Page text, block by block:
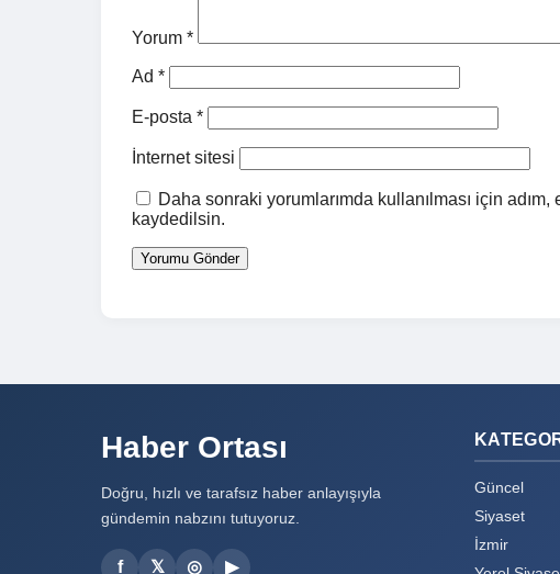
Yorum *
Ad *
E-posta *
İnternet sitesi
Daha sonraki yorumlarımda kullanılması için
kaydedilsin.
Haber Ortası
Doğru, hızlı ve tarafsız haber anlayışıyla
gündemin nabzını tutuyoruz.
f 𝕏 ◎ ▶
Güncel
Siyaset
İzmir